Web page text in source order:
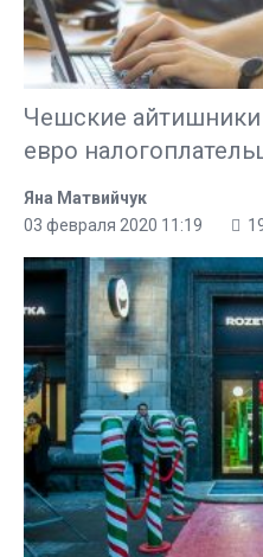
Чешские
евро
Яна Матвийчук
03 февраля 2020 11:19